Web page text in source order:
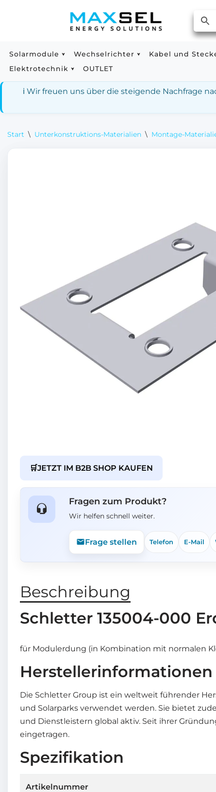
springen
Solarmodule Wechselrichter Kabel und
Elektrotechnik
OUTLET
ℹ️ Wir freuen uns über die steigende Nachfrage
Start \ Unterkonstruktions-Materialien \ Montage-
🛒JETZT IM B2B SHOP KAUFEN
Fragen zum Produkt?
Wir helfen schnell weiter.
Frage stellen Telefon E-Mail
Beschreibung
Schletter 135004-000
für Modulerdung (in Kombination mit normalen
Herstellerinformationen
Die Schletter Group ist ein weltweit führender
und Solarparks verwendet werden. Sie bietet
und Dienstleistern global aktiv. Seit ihrer
eingetragen.
Spezifikation
Artikelnummer